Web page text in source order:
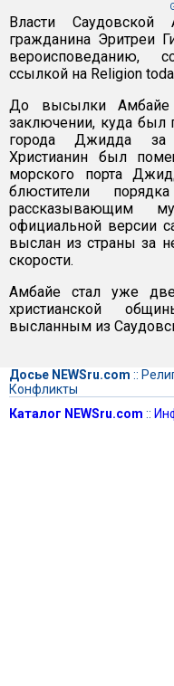
Власти
гражданина Эритреи
вероисповеданию,
ссылкой на Religion
До высылки
заключении, куда был
города Джидда за
Христианин был
морского порта
блюстители
рассказывающим
официальной версии
выслан из страны за
скорости.
Амбайе стал уже
христианской
высланным из
Досье NEWSru.com ::
Конфликты
Каталог NEWSru.com ::